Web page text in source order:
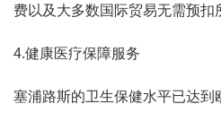
费以及大多数国际贸易无需预扣
4.健康医疗保障服务
塞浦路斯的卫生保健水平已达到